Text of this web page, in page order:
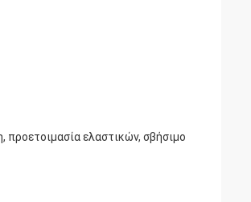
προετοιμασία ελαστικών, σβήσιμο